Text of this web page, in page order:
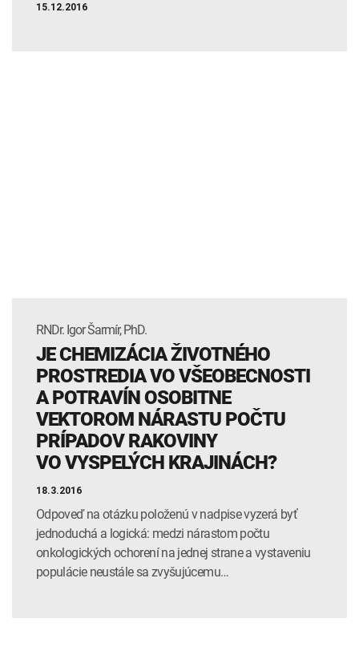
15.12.2016
RNDr. Igor Šarmír, PhD.
JE CHEMIZÁCIA ŽIVOTNÉHO
PROSTREDIA VO VŠEOBECNOSTI
A POTRAVÍN OSOBITNE
VEKTOROM NÁRASTU POČTU
PRÍPADOV RAKOVINY
VO VYSPELÝCH KRAJINÁCH?
18.3.2016
Odpoveď na otázku položenú v nadpise vyzerá byť
jednoduchá a logická: medzi nárastom počtu
onkologických ochorení na jednej strane a vystaveniu
populácie neustále sa zvyšujúcemu…